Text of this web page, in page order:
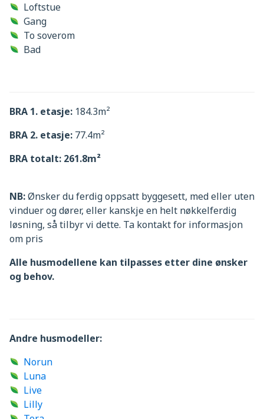
Loftstue
Gang
To soverom
Bad
BRA 1. etasje: 184.3m²
BRA 2. etasje: 77.4m²
BRA totalt: 261.8m²
NB:Ønsker du ferdig oppsatt byggesett, med eller uten
vinduer og dører, eller kanskje en helt nøkkelferdig
løsning, så tilbyr vi dette. Ta kontakt for informasjon
om pris
Alle husmodellene kan tilpasses etter dine ønsker
og behov.
Andre husmodeller:
Norun
Luna
Live
Lilly